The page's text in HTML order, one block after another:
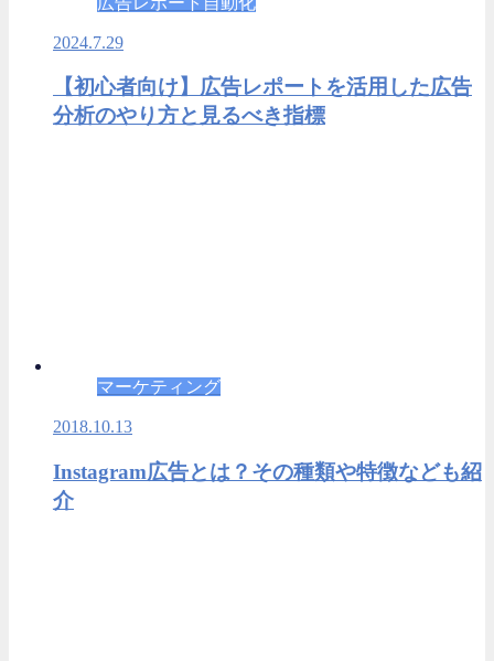
2024.7.29
【初心者向け】広告レポートを活用した広告
分析のやり方と見るべき指標
マーケティング
2018.10.13
Instagram広告とは？その種類や特徴なども紹
介